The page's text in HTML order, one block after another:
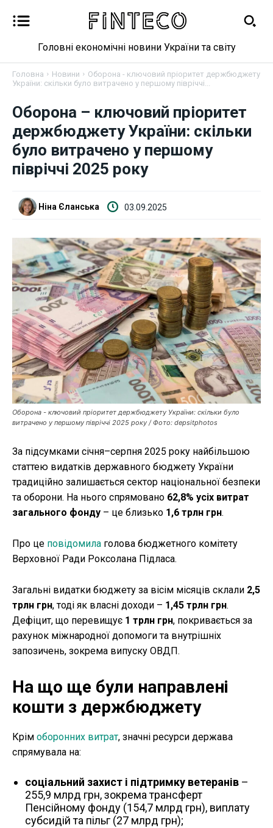
Новини
Бізнес
Фінанси
Валютний ринок
Криптовалюта
Робота і освіта
Публікації
ФОП
Курс валют
Ми в соц. мережах
Головні економічні новини України та світу
Головна Новини
Оборона - ключовий пріоритет держбюджету
України: скільки було витрачено у першому півріччі...
Оборона – ключовий пріоритет
держбюджету України: скільки
було витрачено у першому
півріччі 2025 року
Ніна Єланська 03.09.2025
Оборона - ключовий пріоритет держбюджету України: скільки було
витрачено у першому півріччі 2025 року / Фото: depsitphotos
За підсумками січня–серпня 2025 року найбільшою
статтею видатків державного бюджету України
традиційно залишається сектор національної безпеки
та оборони. На нього спрямовано 62,8% усіх витрат
загального фонду – це близько 1,6 трлн грн.
Про це повідомила голова бюджетного комітету
Верховної Ради Роксолана Підласа.
Загальні видатки бюджету за вісім місяців склали 2,5
трлн грн, тоді як власні доходи – 1,45 трлн грн.
Дефіцит, що перевищує 1 трлн грн, покривається за
рахунок міжнародної допомоги та внутрішніх
запозичень, зокрема випуску ОВДП.
На що ще були направлені
кошти з держбюджету
Крім оборонних витрат, значні ресурси держава
спрямувала на:
соціальний захист і підтримку ветеранів –
255,9 млрд грн, зокрема трансферт
Пенсійному фонду (154,7 млрд грн), виплату
субсидій та пільг (27 млрд грн);